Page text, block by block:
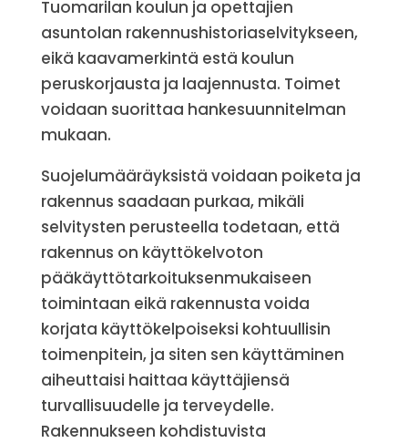
Tuomarilan koulun ja opettajien
asuntolan rakennushistoriaselvitykseen,
eikä kaavamerkintä estä koulun
peruskorjausta ja laajennusta. Toimet
voidaan suorittaa hankesuunnitelman
mukaan.
Suojelumääräyksistä voidaan poiketa ja
rakennus saadaan purkaa, mikäli
selvitysten perusteella todetaan, että
rakennus on käyttökelvoton
pääkäyttötarkoituksenmukaiseen
toimintaan eikä rakennusta voida
korjata käyttökelpoiseksi kohtuullisin
toimenpitein, ja siten sen käyttäminen
aiheuttaisi haittaa käyttäjiensä
turvallisuudelle ja terveydelle.
Rakennukseen kohdistuvista